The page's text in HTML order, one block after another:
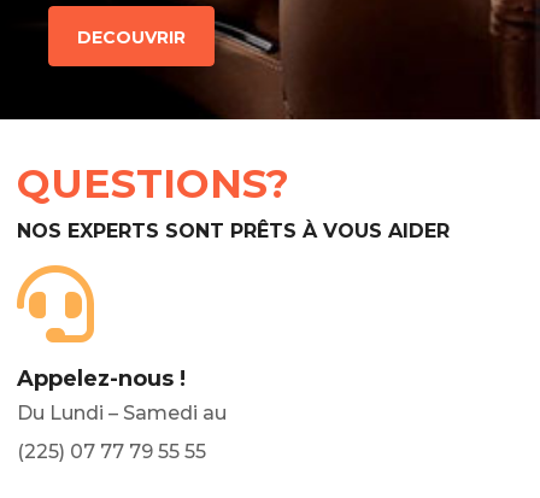
DECOUVRIR
QUESTIONS?
NOS EXPERTS SONT PRÊTS À VOUS AIDER
Appelez-nous !
Du Lundi – Samedi au
(225) 07 77 79 55 55